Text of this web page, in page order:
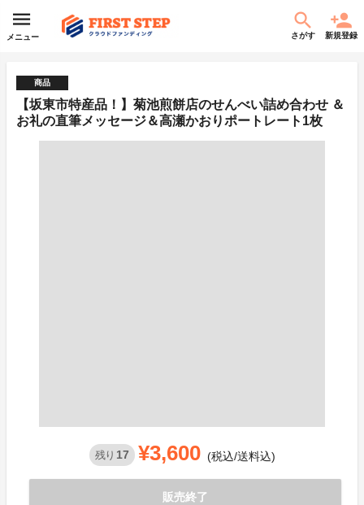
メニュー さがす 新規登録
商品
【坂東市特産品！】菊池煎餅店のせんべい詰め合わせ ＆
お礼の直筆メッセージ＆高瀬かおりポートレート1枚
残り 17 ¥3,600 (税込/送料込)
販売終了